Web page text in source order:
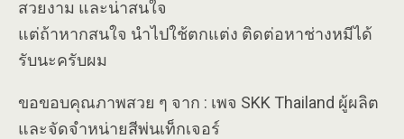
สวยงาม และน่าสนใจ
แต่ถ้าหากสนใจ นำไปใช้ตกแต่ง ติดต่อหาช่างหมีได้
รับนะครับผม
ขอขอบคุณภาพสวย ๆ จาก : เพจ SKK Thailand ผู้ผลิต
และจัดจำหน่ายสีพ่นเท็กเจอร์